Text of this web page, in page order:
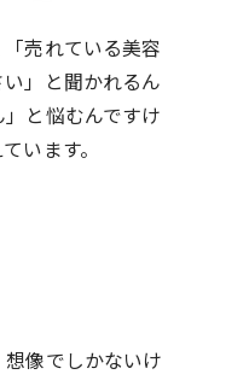
売れている美容
」と聞かれるん
と悩むんですけ
います。
像でしかないけ